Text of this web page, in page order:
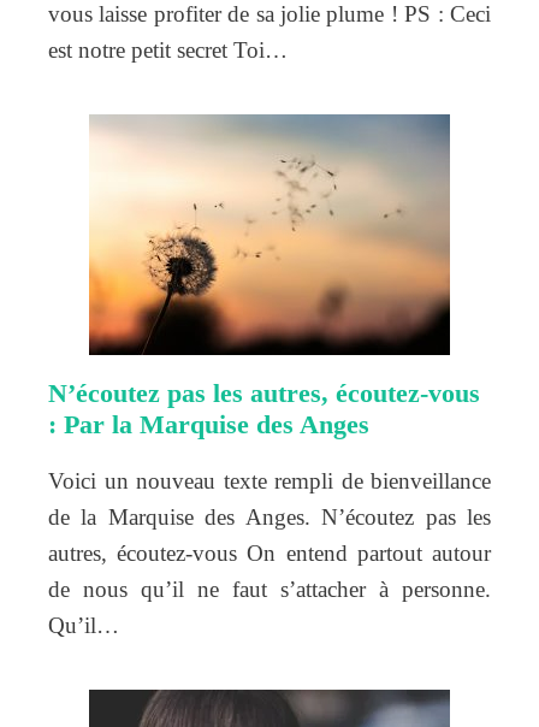
vous laisse profiter de sa jolie plume ! PS : Ceci
est notre petit secret Toi…
N’écoutez pas les autres, écoutez-vous
: Par la Marquise des Anges
Voici un nouveau texte rempli de bienveillance
de la Marquise des Anges. N’écoutez pas les
autres, écoutez-vous On entend partout autour
de nous qu’il ne faut s’attacher à personne.
Qu’il…